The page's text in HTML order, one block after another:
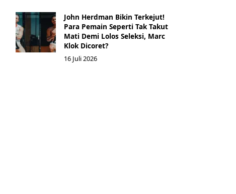
John Herdman Bikin Terkejut!
Para Pemain Seperti Tak Takut
Mati Demi Lolos Seleksi, Marc
Klok Dicoret?
16 Juli 2026